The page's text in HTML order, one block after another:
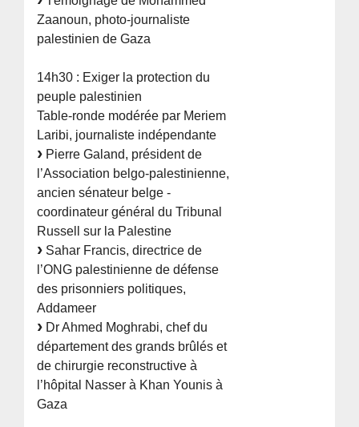
Zaanoun, photo-journaliste
palestinien de Gaza
14h30 : Exiger la protection du
peuple palestinien
Table-ronde modérée par Meriem
Laribi, journaliste indépendante
Pierre Galand, président de
l’Association belgo-palestinienne,
ancien sénateur belge -
coordinateur général du Tribunal
Russell sur la Palestine
Sahar Francis, directrice de
l’ONG palestinienne de défense
des prisonniers politiques,
Addameer
Dr Ahmed Moghrabi, chef du
département des grands brûlés et
de chirurgie reconstructive à
l’hôpital Nasser à Khan Younis à
Gaza